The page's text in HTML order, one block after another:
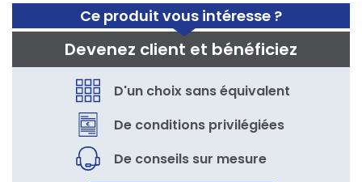
Ce produit vous intéresse ?
Devenez client et bénéficiez
D'un choix sans équivalent
De conditions privilégiées
De conseils sur mesure